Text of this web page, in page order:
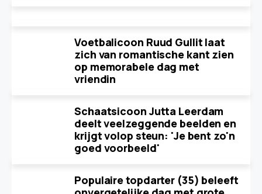
Voetbalicoon Ruud Gullit laat
zich van romantische kant zien
op memorabele dag met
vriendin
Schaatsicoon Jutta Leerdam
deelt veelzeggende beelden en
krijgt volop steun: 'Je bent zo'n
goed voorbeeld'
Populaire topdarter (35) beleeft